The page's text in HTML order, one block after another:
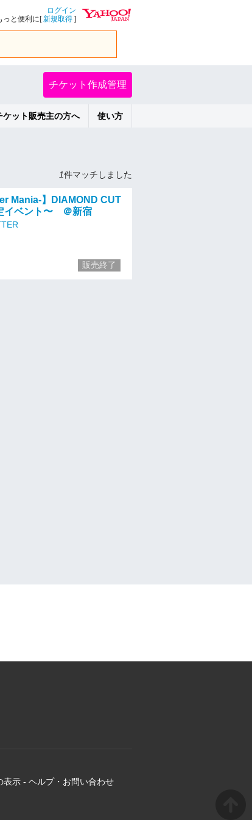
ログイン
っと便利に[新規取得 ]
チケット作成管理
ケット販売主の方へ 使い方
1件マッチしました
Mania-】DIAMOND CUT
イベント〜 ＠新宿
販売終了
表示 - ヘルプ・お問い合わせ